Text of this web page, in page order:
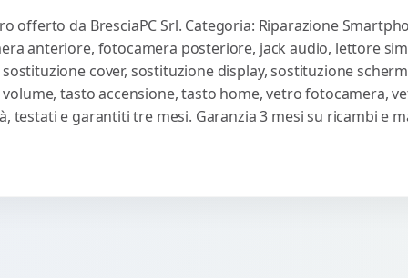
offerto da BresciaPC Srl. Categoria: Riparazione
anteriore, fotocamera posteriore, jack audio, lettore
cover, sostituzione display, sostituzione
tasto accensione, tasto home, vetro fotocamera,
testati e garantiti tre mesi. Garanzia 3 mesi su ricambi e